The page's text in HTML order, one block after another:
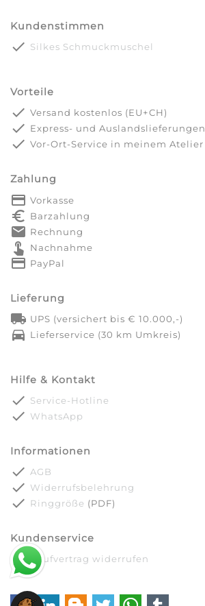
Kundenstimmen
done Silkes Schmuckmuschel
Vorteile
done Versand kostenlos (EU+CH)
done Express- und Auslandslieferungen
done Vor-Ort-Service in meinem Atelier
Zahlung
payment Vorkasse
euro_symbol Barzahlung
markunread Rechnung
touch_app Nachnahme
credit_card PayPal
Lieferung
local_shipping UPS (versichert bis € 10.000,-)
directions_car Lieferservice (30 km Umkreis)
Hilfe & Kontakt
done Service-Hotline
done WhatsApp
Informationen
done AGB
done Widerrufsbelehrung
done Ringgröße (PDF)
Kundenservice
done Kaufvertrag widerrufen